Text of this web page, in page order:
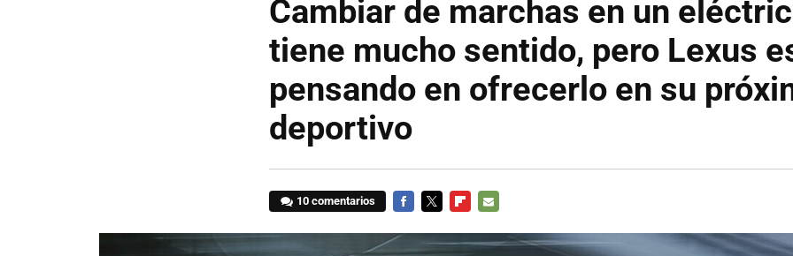
Cambiar de marchas en un
tiene mucho sentido, pero Lexus
pensando en ofrecerlo en su
deportivo
10 comentarios
MAIL